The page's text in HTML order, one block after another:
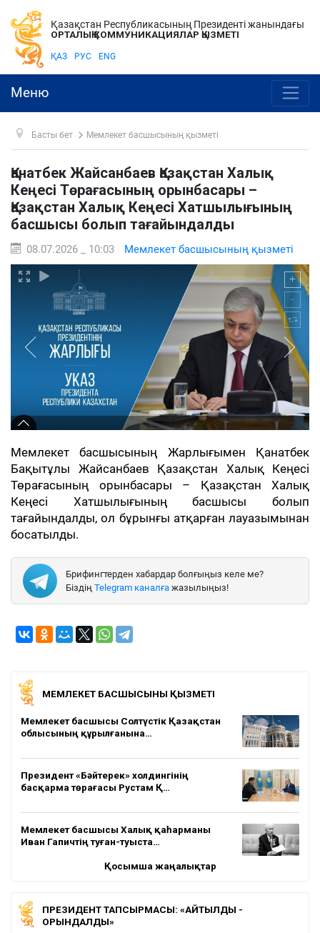
Қазақстан Республикасының Президенті жанындағы
ОРТАЛЫҚ КОММУНИКАЦИЯЛАР ҚЫЗМЕТІ
ҚАЗ РУС ENG
Меню
Басты бет Мемлекет басшысының қызметі
Қанатбек Жайсанбаев Қазақстан Халық
Кеңесі Төрағасының орынбасары –
Қазақстан Халық Кеңесі Хатшылығының
басшысы болып тағайындалды
08.07.2026 _ 10:03 Мемлекет басшысының қызметі
Мемлекет басшысының Жарлығымен Қанатбек
Бақытұлы Жайсанбаев Қазақстан Халық Кеңесі
Төрағасының орынбасары – Қазақстан Халық
Кеңесі Хатшылығының басшысы болып
тағайындалды, ол бұрынғы атқарған лауазымынан
босатылды.
Брифингтерден хабардар болғыңыз келе ме?
Біздің Telegram каналға жазылыңыз!
МЕМЛЕКЕТ БАСШЫСЫНЫҢ ҚЫЗМЕТІ
Мемлекет басшысы Солтүстік Қазақстан
облысының құрылғанына…
Президент «Бәйтерек» холдингінің
басқарма төрағасы Рустам Қ…
Мемлекет басшысы Халық қаһарманы
Иван Гапичтің туған-туыста…
Қосымша жаңалықтар
ПРЕЗИДЕНТ ТАПСЫРМАСЫ: «АЙТЫЛДЫ -
ОРЫНДАЛДЫ»